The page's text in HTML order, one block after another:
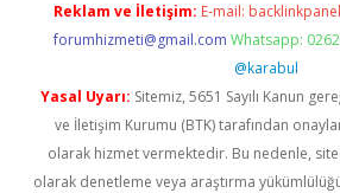
Reklam ve İletişim: E-mail:
forumhizmeti@gmail.com Whatsapp:
@karabul
Yasal Uyarı: Sitemiz, 5651 Sayılı Kanun
ve İletişim Kurumu (BTK) tarafından
olarak hizmet vermektedir. Bu nedenle,
olarak denetleme veya araştırma